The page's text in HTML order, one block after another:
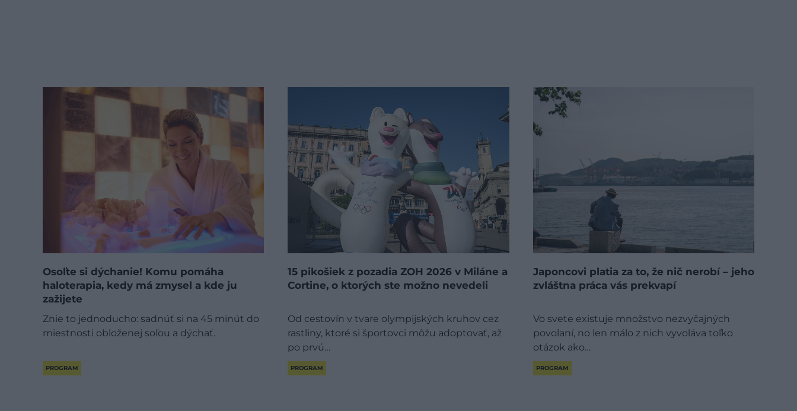
Osoľte si dýchanie! Komu pomáha
haloterapia, kedy má zmysel a kde ju
zažijete
Znie to jednoducho: sadnúť si na 45 minút do
miestnosti obloženej soľou a dýchať.
PROGRAM
15 pikošiek z pozadia ZOH 2026 v Miláne a
Cortine, o ktorých ste možno nevedeli
Od cestovín v tvare olympijských kruhov cez
rastliny, ktoré si športovci môžu adoptovať, až
po prvú…
PROGRAM
Japoncovi platia za to, že nič nerobí – jeho
zvláštna práca vás prekvapí
Vo svete existuje množstvo nezvyčajných
povolaní, no len málo z nich vyvoláva toľko
otázok ako…
PROGRAM